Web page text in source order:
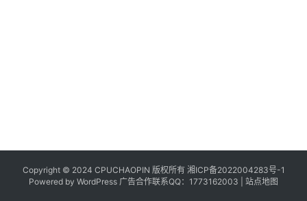
Copyright © 2024 CPUCHAOPIN 版权所有 湘ICP备2022004283号-1
Powered by WordPress 广告合作联系QQ：1773162003 | 站点地图